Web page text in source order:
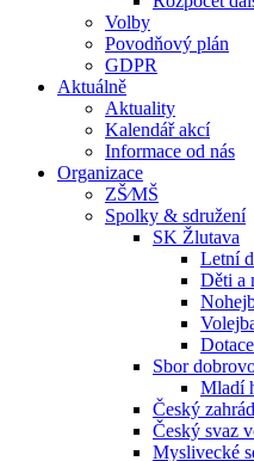
Volby
Povodňový plán
GDPR
Aktuálně
Aktuality
Kalendář akcí
Informace od nás
Organizace
ZŠ⁄MŠ
Spolky & sdružení
SK Žlutava
Letní
Děti a
Sbor
Mladí
Český
Český svaz
Myslivecké